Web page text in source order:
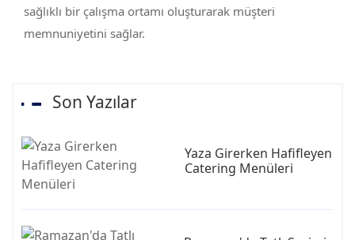
sağlıklı bir çalışma ortamı oluşturarak müşteri
memnuniyetini sağlar.
Son Yazılar
Yaza Girerken Hafifleyen
Catering Menüleri